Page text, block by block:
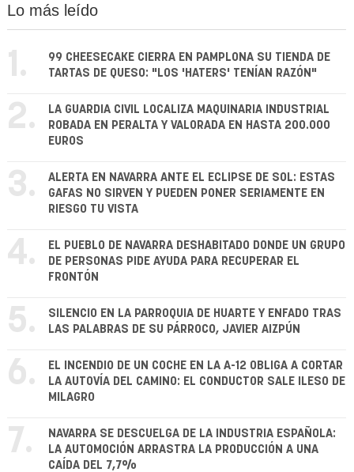
Lo más leído
1.
99 CHEESECAKE CIERRA EN PAMPLONA SU TIENDA DE
TARTAS DE QUESO: "LOS 'HATERS' TENÍAN RAZÓN"
2.
LA GUARDIA CIVIL LOCALIZA MAQUINARIA INDUSTRIAL
ROBADA EN PERALTA Y VALORADA EN HASTA 200.000
EUROS
3.
ALERTA EN NAVARRA ANTE EL ECLIPSE DE SOL: ESTAS
GAFAS NO SIRVEN Y PUEDEN PONER SERIAMENTE EN
RIESGO TU VISTA
4.
EL PUEBLO DE NAVARRA DESHABITADO DONDE UN GRUPO
DE PERSONAS PIDE AYUDA PARA RECUPERAR EL
FRONTÓN
5.
SILENCIO EN LA PARROQUIA DE HUARTE Y ENFADO TRAS
LAS PALABRAS DE SU PÁRROCO, JAVIER AIZPÚN
6.
EL INCENDIO DE UN COCHE EN LA A-12 OBLIGA A CORTAR
LA AUTOVÍA DEL CAMINO: EL CONDUCTOR SALE ILESO DE
MILAGRO
7.
NAVARRA SE DESCUELGA DE LA INDUSTRIA ESPAÑOLA:
LA AUTOMOCIÓN ARRASTRA LA PRODUCCIÓN A UNA
CAÍDA DEL 7,7%